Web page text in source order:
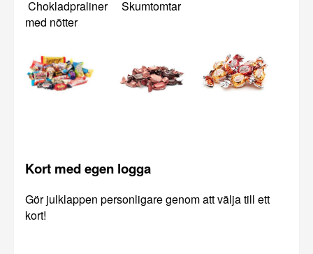
Chokladpraliner Skumtomtar
med nötter
Kort med egen logga
Gör julklappen personligare genom att välja till ett
kort!